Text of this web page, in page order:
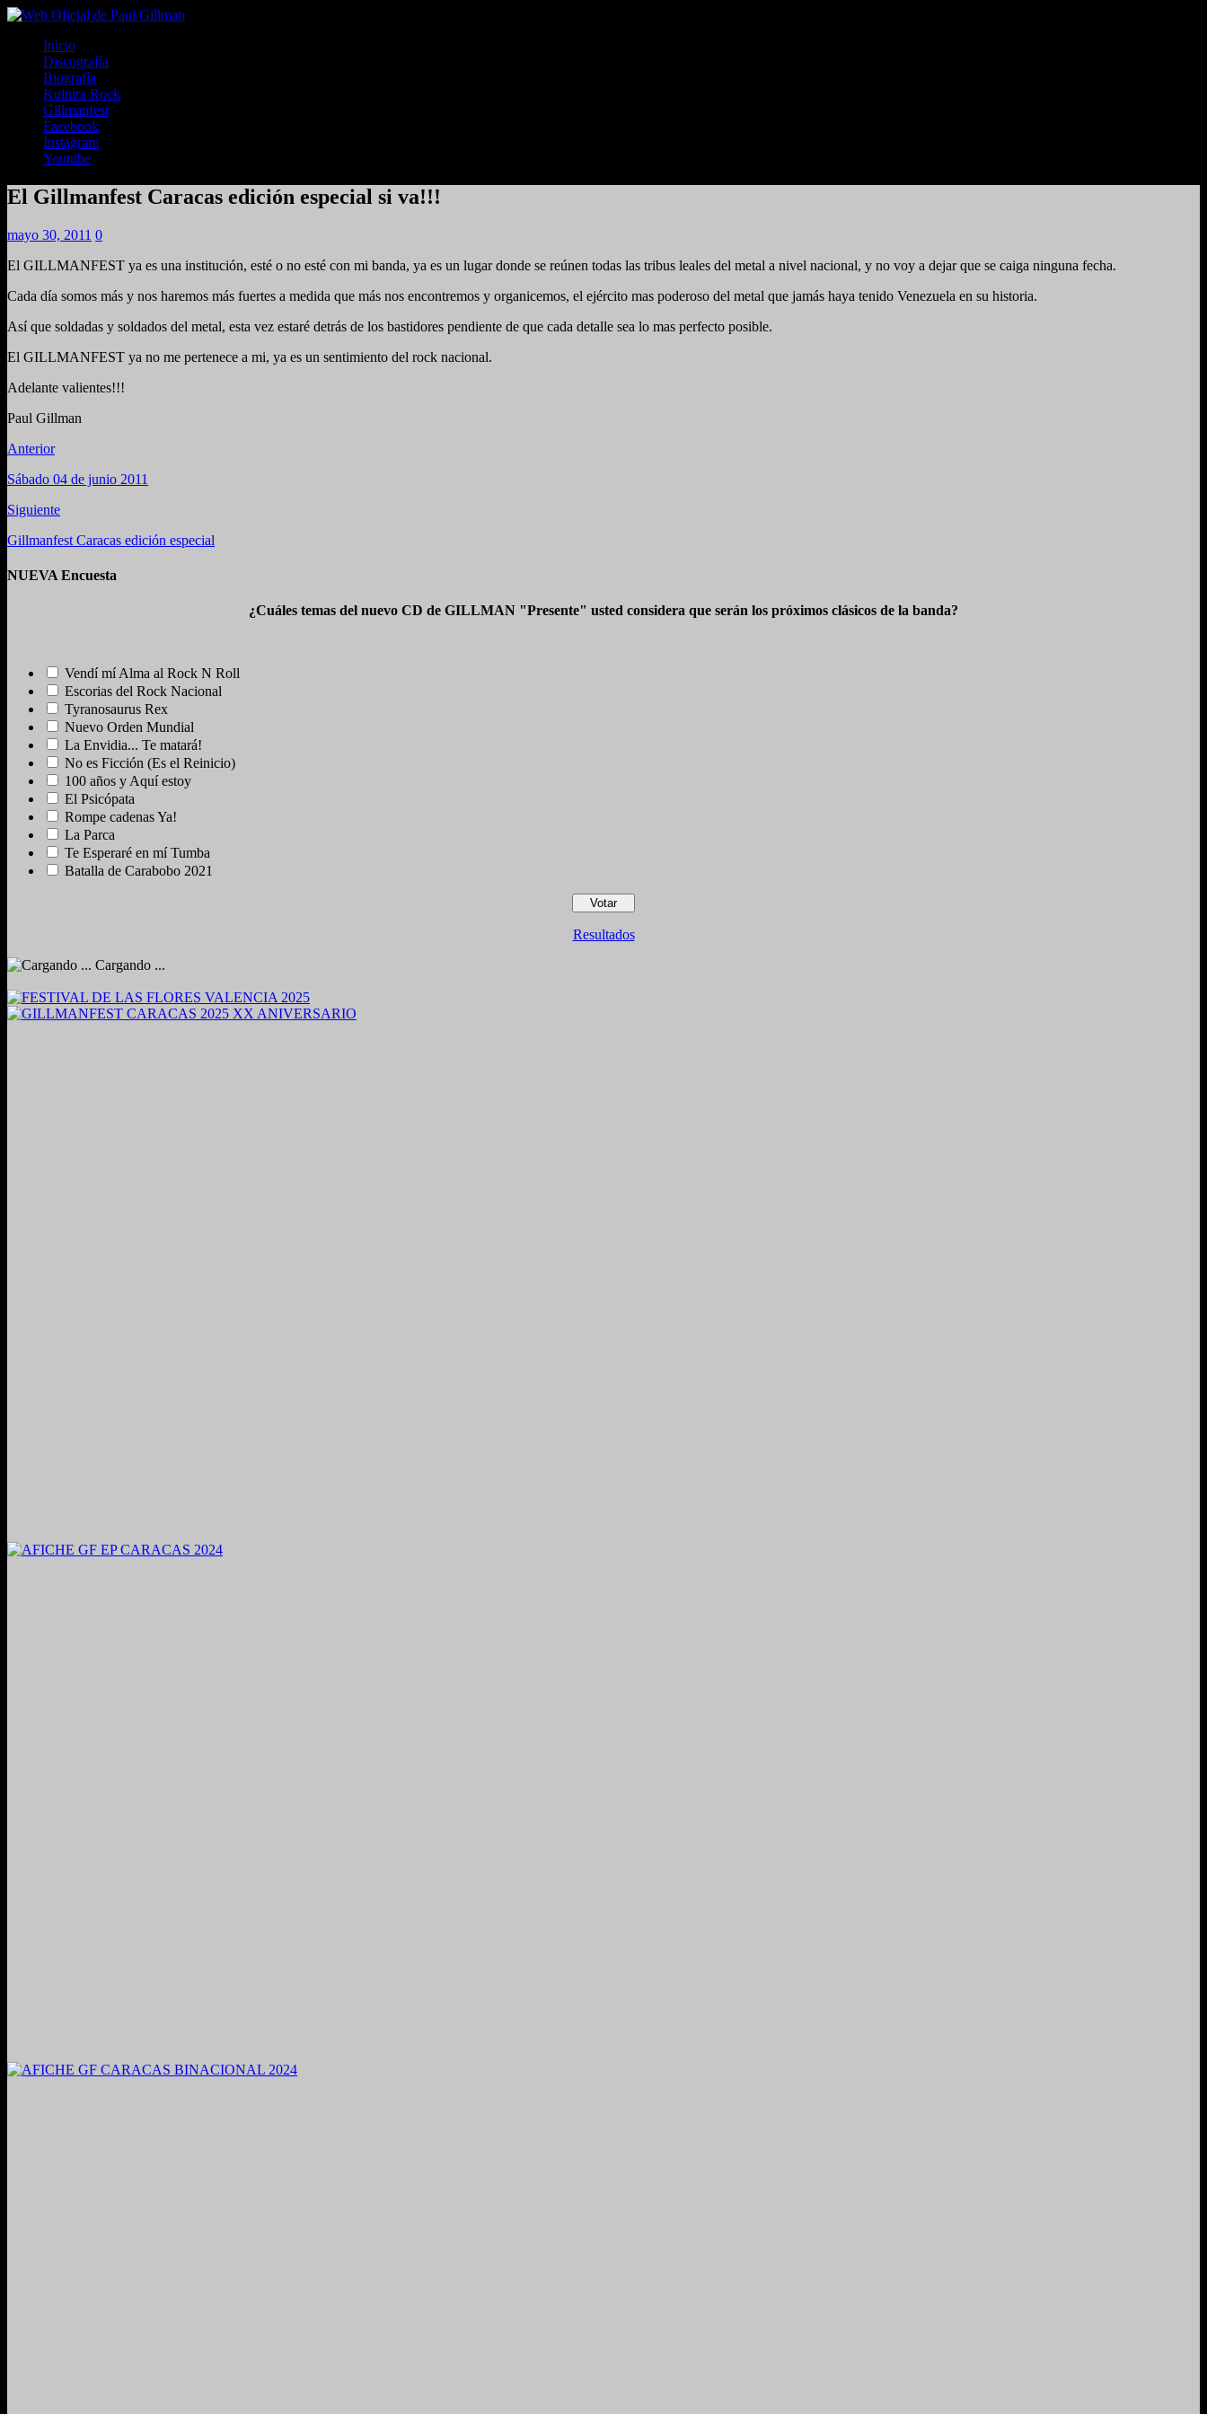
Inicio
Discografía
Biografía
Kultura Rock
Gillmanfest
Facebook
Instagram
Youtube
El Gillmanfest Caracas edición especial si va!!!
mayo 30, 2011 0
El GILLMANFEST ya es una institución, esté o no esté con mi banda, ya es un lugar donde se reúnen todas las tribus leales del metal a nivel nacional, y no voy a dejar que se caiga ninguna fecha.
Cada día somos más y nos haremos más fuertes a medida que más nos encontremos y organicemos, el ejército mas poderoso del metal que jamás haya tenido Venezuela en su historia.
Así que soldadas y soldados del metal, esta vez estaré detrás de los bastidores pendiente de que cada detalle sea lo mas perfecto posible.
El GILLMANFEST ya no me pertenece a mi, ya es un sentimiento del rock nacional.
Adelante valientes!!!
Paul Gillman
Anterior
Sábado 04 de junio 2011
Siguiente
Gillmanfest Caracas edición especial
NUEVA Encuesta
¿Cuáles temas del nuevo CD de GILLMAN "Presente" usted considera que serán los próximos clásicos de la banda?
Vendí mí Alma al Rock N Roll
Escorias del Rock Nacional
Tyranosaurus Rex
Nuevo Orden Mundial
La Envidia... Te matará!
No es Ficción (Es el Reinicio)
100 años y Aquí estoy
El Psicópata
Rompe cadenas Ya!
La Parca
Te Esperaré en mí Tumba
Batalla de Carabobo 2021
Resultados
Cargando ...